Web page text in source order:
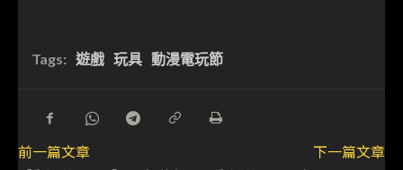
Tags: 遊戲 玩具 動漫電玩節
前一篇文章
下一篇文章